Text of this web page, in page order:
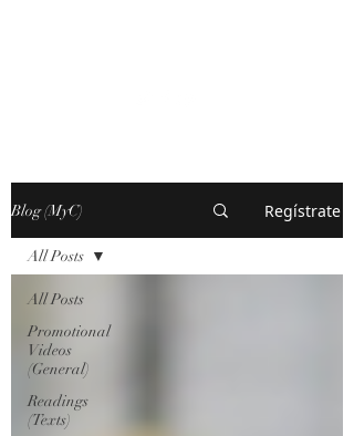
Blog (MyC) Regístrate
All Posts
Promotional
Videos
(General)
Readings
(Texts)
All Posts